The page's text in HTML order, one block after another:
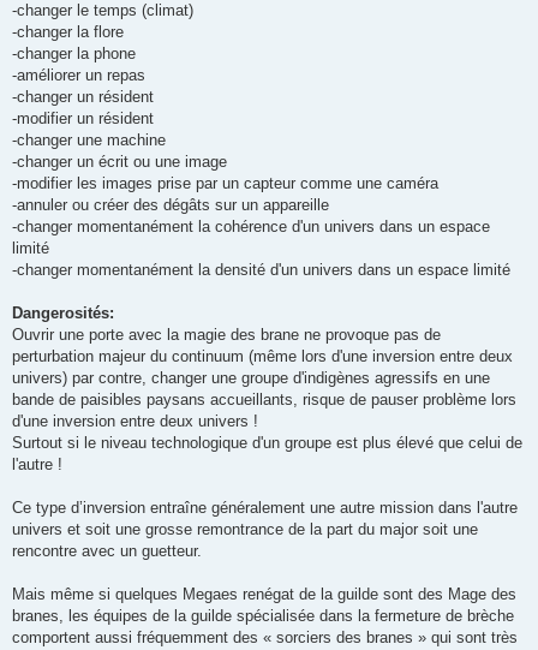
-changer le temps (climat)
-changer la flore
-changer la phone
-améliorer un repas
-changer un résident
-modifier un résident
-changer une machine
-changer un écrit ou une image
-modifier les images prise par un capteur comme une caméra
-annuler ou créer des dégâts sur un appareille
-changer momentanément la cohérence d'un univers dans un espace
limité
-changer momentanément la densité d'un univers dans un espace limité
Dangerosités:
Ouvrir une porte avec la magie des brane ne provoque pas de
perturbation majeur du continuum (même lors d'une inversion entre deux
univers) par contre, changer une groupe d'indigènes agressifs en une
bande de paisibles paysans accueillants, risque de pauser problème lors
d'une inversion entre deux univers !
Surtout si le niveau technologique d'un groupe est plus élevé que celui de
l'autre !
Ce type d’inversion entraîne généralement une autre mission dans l'autre
univers et soit une grosse remontrance de la part du major soit une
rencontre avec un guetteur.
Mais même si quelques Megaes renégat de la guilde sont des Mage des
branes, les équipes de la guilde spécialisée dans la fermeture de brèche
comportent aussi fréquemment des « sorciers des branes » qui sont très